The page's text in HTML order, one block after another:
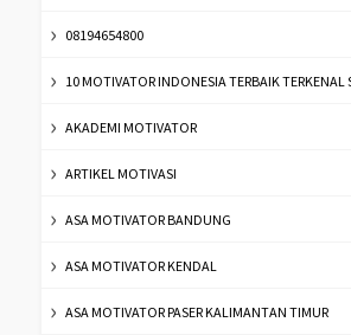
08194654800
10 MOTIVATOR INDONESIA TERBAIK TERKENAL
AKADEMI MOTIVATOR
ARTIKEL MOTIVASI
ASA MOTIVATOR BANDUNG
ASA MOTIVATOR KENDAL
ASA MOTIVATOR PASER KALIMANTAN TIMUR